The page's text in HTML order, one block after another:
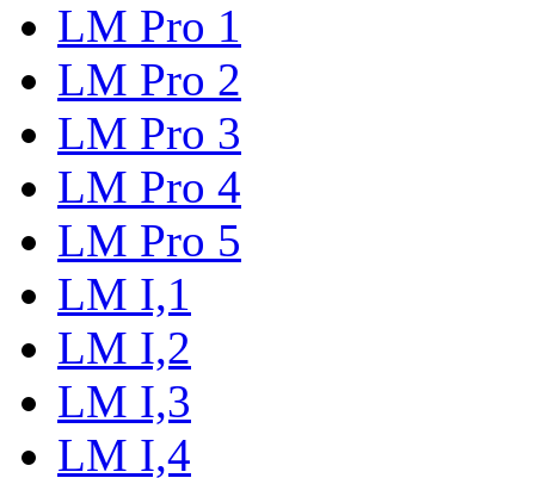
LM Pro 1
LM Pro 2
LM Pro 3
LM Pro 4
LM Pro 5
LM I,1
LM I,2
LM I,3
LM I,4